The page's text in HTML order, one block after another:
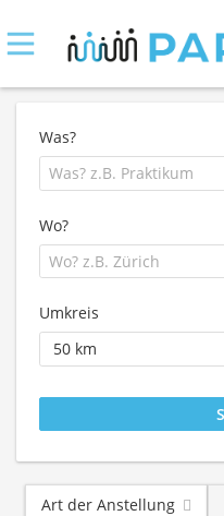
Was?
Wo?
Umkreis
Art der Anstellung